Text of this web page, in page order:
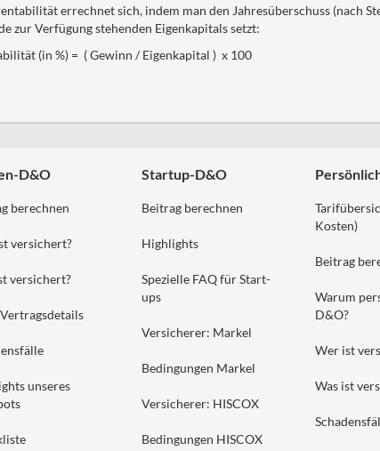
errechnet sich, indem man den Jahresüberschuss (nach
zur Verfügung stehenden Eigenkapitals setzt:
(in %) = ( Gewinn / Eigenkapital ) x 100
D&O
berechnen
versichert?
versichert?
unseres
Startup-D&O
Beitrag berechnen
Highlights
Spezielle FAQ für Start-
ups
Versicherer: Markel
Bedingungen Markel
Versicherer: HISCOX
Bedingungen HISCOX
Kosten)
Beitrag
Warum
D&O?
Wer ist
Was ist